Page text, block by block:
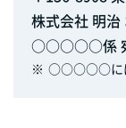
株式会社 明治
○○○○○係
※ ○○○○○には